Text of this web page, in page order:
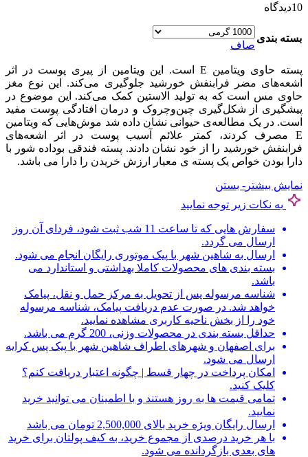
10دیدگاه
بسته بندی
صاف
پسته حاوی ویتامین E است. این ویتامین از پیری پوست در اثر
اشعه‌های مضر فرابنفش خورشید جلوگیری می‌کند. این نوع مغز
حاوی مس است که به تولید الاستین کمک می‌کند. این موضوع در
پیشگیری از شکل‌گیری چین‌وچروک و درمان افتادگی پوست مفید
است. در یک مطالعه‌ی حیوانی نشان داده شد موش‌هایی که ویتامین
E مصرف کردند، کمتر علائم آسیب پوست در اثر اشعه‌های
فرابنفش خورشید را از خود نشان دادند. پسته فندقی بوداده شور با
دارا بودن خواص یک پسته ی معیار ارزش خریدن را دارا می باشد.
نمایش بیشتر - بستن
به نکات زیر توجه نمایید
سفارش هایی که تا ساعت 11 شب ثبت شود، فردای آن روز
ارسال می گردد.
ارسال به شاهین شهر با پیک موتوری رایگان انجام می شود.
بسته بندی های محصولات کاملا بهداشتی و استاندارد می
باشد.
شناسه مرسوله پس از تحویل به مرکز حمل و نقل، پیامک
خواهد شد. در صورت عدم دریافت پیامک، شناسه مرسوله
خود را از بخش ناحیه کاربری مشاهده نمایید.
حداقل بسته بندی در محصولات وزنی، 200 گرم می باشد.
برای اصفهان و شهرهای اطراف شاهین شهر با پیک پس کرایه
ارسال می شود.
امکان پرداخت در چهار قسط | چگونه اعتبار دریافت کنم؟
کلیک کنید.
تمامی قیمت ها به روز هستند و با اطمینان می توانید خرید
نمایید.
ارسال رایگان ویژه خرید بالای 2,500,000 تومان می باشد
با هر خرید درصدی از مجموع خرید، به کیف پولتان برای خرید
های بعدی بازگردانده می شود.